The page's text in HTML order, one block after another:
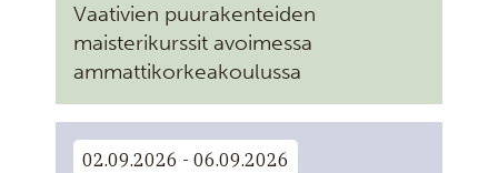
Vaativien puurakenteiden
maisterikurssit avoimessa
ammattikorkeakoulussa
02.09.2026 - 06.09.2026